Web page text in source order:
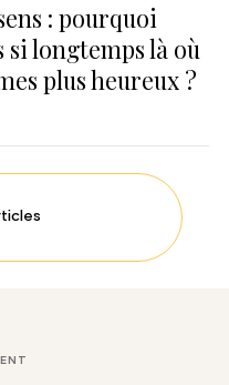
: pourquoi
longtemps là où
plus heureux ?